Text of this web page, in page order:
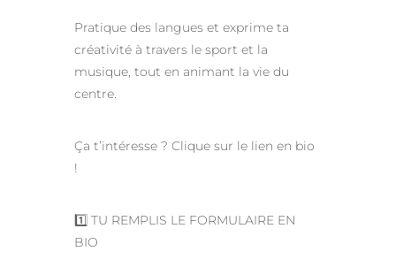
Pratique des langues et exprime ta
créativité à travers le sport et la
musique, tout en animant la vie du
centre.
Ça t’intéresse ? Clique sur le lien en bio
!
1️⃣ TU REMPLIS LE FORMULAIRE EN
BIO